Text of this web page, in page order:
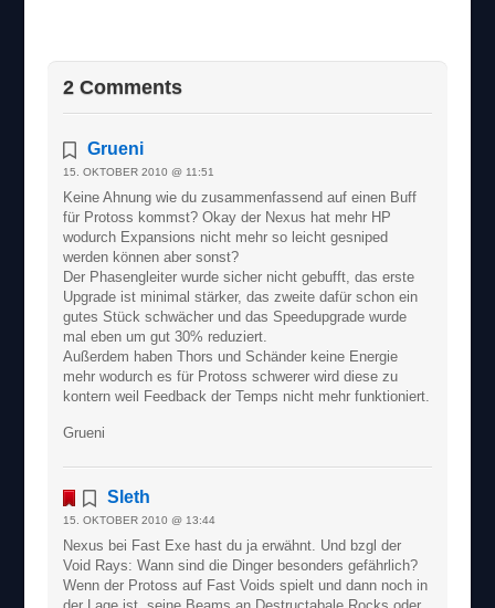
2 Comments
Grueni
15. OKTOBER 2010 @ 11:51
Keine Ahnung wie du zusammenfassend auf einen Buff
für Protoss kommst? Okay der Nexus hat mehr HP
wodurch Expansions nicht mehr so leicht gesniped
werden können aber sonst?
Der Phasengleiter wurde sicher nicht gebufft, das erste
Upgrade ist minimal stärker, das zweite dafür schon ein
gutes Stück schwächer und das Speedupgrade wurde
mal eben um gut 30% reduziert.
Außerdem haben Thors und Schänder keine Energie
mehr wodurch es für Protoss schwerer wird diese zu
kontern weil Feedback der Temps nicht mehr funktioniert.
Grueni
Sleth
15. OKTOBER 2010 @ 13:44
Nexus bei Fast Exe hast du ja erwähnt. Und bzgl der
Void Rays: Wann sind die Dinger besonders gefährlich?
Wenn der Protoss auf Fast Voids spielt und dann noch in